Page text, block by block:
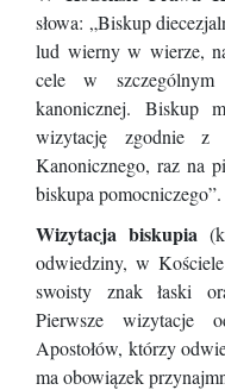
słowa: „Biskup
lud wierny w wierze,
cele w
kanonicznej. Biskup
wizytację zgodnie z
Kanonicznego, raz na
biskupa
Wizytacja biskupia
odwiedziny, w
swoisty znak łaski
Pierwsze wizytacje
Apostołów, którzy
ma obowiązek